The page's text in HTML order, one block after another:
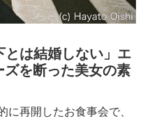
は結婚しない」エ
を断った美女の素
再開したお食事会で、